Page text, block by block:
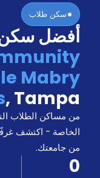
دخول
حجز
السكن
من
نحن؟
المدونة
أخبر
أصدقائك
و
اكسب
كن
شريكا
الدعم
سكن طلاب
أفضل سكن
Mabry
, Tampa
من مساكن الطلاب
الخاصة - اكتشف
من جامعتك.
0